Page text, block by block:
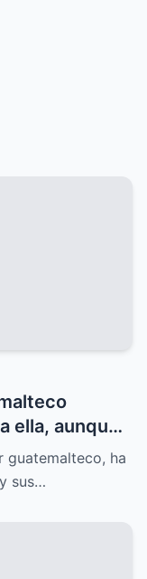
ella, aunque
misterio
guatemalteco, ha
sus…